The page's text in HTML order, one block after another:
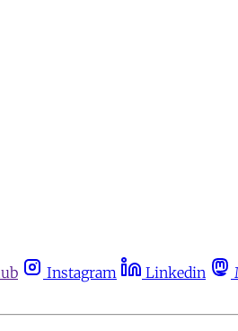
Instagram Linkedin